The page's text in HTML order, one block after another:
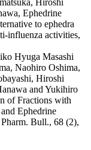
Ephedrine
to ephedra
influenza activities,
Hyuga Masashi
Naohiro Oshima,
Hiroshi
and Yukihiro
of Fractions with
Ephedrine
Bull., 68 (2),